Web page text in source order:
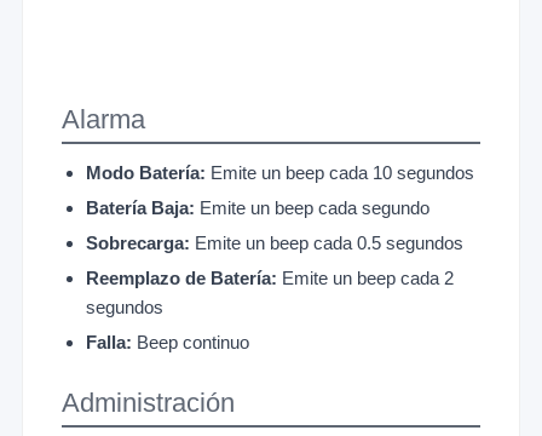
Alarma
Modo Batería: Emite un beep cada 10 segundos
Batería Baja: Emite un beep cada segundo
Sobrecarga: Emite un beep cada 0.5 segundos
Reemplazo de Batería: Emite un beep cada 2
segundos
Falla: Beep continuo
Administración